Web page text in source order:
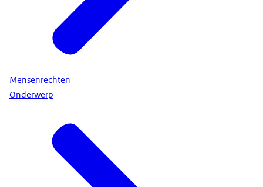
Mensenrechten
Onderwerp